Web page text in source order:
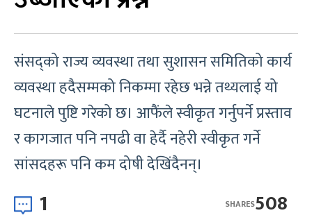
संसद्को राज्य व्यवस्था तथा सुशासन समितिको कार्य
व्यवस्था हदैसम्मको निकम्मा रहेछ भन्ने तथ्यलाई यो
घटनाले पुष्टि गरेको छ। आफैंले स्वीकृत गर्नुपर्ने प्रस्ताव
र कागजात पनि नपढी वा हेर्दै नहेरी स्वीकृत गर्ने
सांसदहरू पनि कम दोषी देखिंदैनन्।
1 508
SHARES